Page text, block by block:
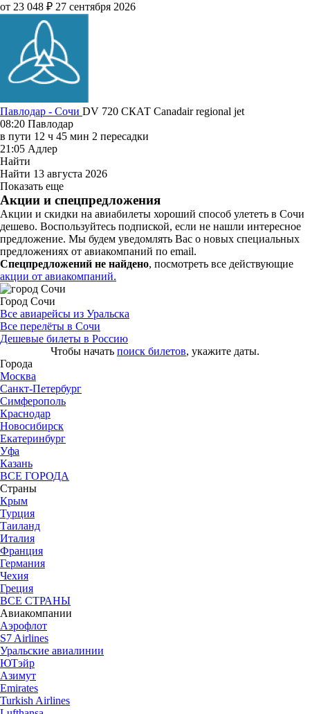
от 23 048 ₽ 27 сентября 2026
Павлодар - Сочи DV 720 СКАТ Canadair regional jet
08:20 Павлодар
в пути 12 ч 45 мин 2 пересадки
21:05 Адлер
Найти
Найти 13 августа 2026
Показать еще
Акции и спецпредложения
Акции и скидки на авиабилеты хороший способ улететь в Сочи
дешево. Воспользуйтесь подпиской, если не нашли интересное
предложение. Мы будем уведомлять Вас о новых специальных
предложениях от авиакомпаний по email.
Спецпредложений не найдено, посмотреть все действующие
акции от авиакомпаний.
Город Сочи
Все авиарейсы из Уральска
Все перелёты в Сочи
Дешевые билеты в Россию
Чтобы начать поиск билетов, укажите даты.
Города
Москва
Санкт-Петербург
Симферополь
Краснодар
Новосибирск
Екатеринбург
Уфа
Казань
ВСЕ ГОРОДА
Страны
Крым
Турция
Таиланд
Италия
Франция
Германия
Чехия
Греция
ВСЕ СТРАНЫ
Авиакомпании
Аэрофлот
S7 Airlines
Уральские авиалинии
ЮТэйр
Азимут
Emirates
Turkish Airlines